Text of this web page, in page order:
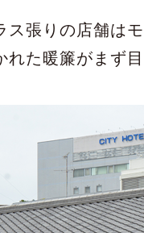
ス張りの店舗は
れた暖簾がまず